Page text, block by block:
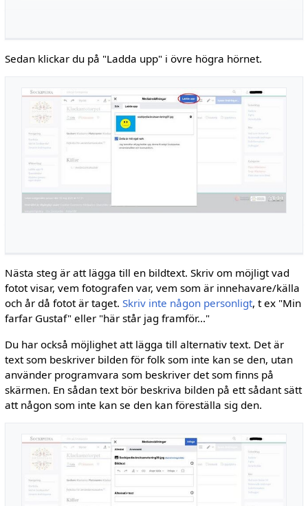
Sedan klickar du på "Ladda upp" i övre högra hörnet.
Nästa steg är att lägga till en bildtext. Skriv om möjligt vad
fotot visar, vem fotografen var, vem som är innehavare/källa
och år då fotot är taget. Skriv inte någon personligt, t ex "Min
farfar Gustaf" eller "här står jag framför..."
Du har också möjlighet att lägga till alternativ text. Det är
text som beskriver bilden för folk som inte kan se den, utan
använder programvara som beskriver det som finns på
skärmen. En sådan text bör beskriva bilden på ett sådant sätt
att någon som inte kan se den kan föreställa sig den.